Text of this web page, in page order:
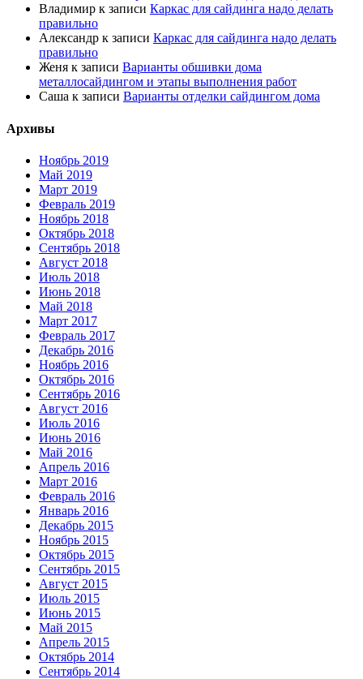
Владимир к записи Каркас для сайдинга надо делать
правильно
Александр к записи Каркас для сайдинга надо делать
правильно
Женя к записи Варианты обшивки дома
металлосайдингом и этапы выполнения работ
Саша к записи Варианты отделки сайдингом дома
Архивы
Ноябрь 2019
Май 2019
Март 2019
Февраль 2019
Ноябрь 2018
Октябрь 2018
Сентябрь 2018
Август 2018
Июль 2018
Июнь 2018
Май 2018
Март 2017
Февраль 2017
Декабрь 2016
Ноябрь 2016
Октябрь 2016
Сентябрь 2016
Август 2016
Июль 2016
Июнь 2016
Май 2016
Апрель 2016
Март 2016
Февраль 2016
Январь 2016
Декабрь 2015
Ноябрь 2015
Октябрь 2015
Сентябрь 2015
Август 2015
Июль 2015
Июнь 2015
Май 2015
Апрель 2015
Октябрь 2014
Сентябрь 2014